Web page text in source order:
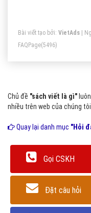
tích lũy, truyền bá
Bài viết tạo bởi: VietAds |
FAQPage(5496)
Chủ đề "sách viết là gì"
nhiều trên web của chúng
Quay lại danh mục "Hỏi
Gọi CSKH
Đặt câu hỏi